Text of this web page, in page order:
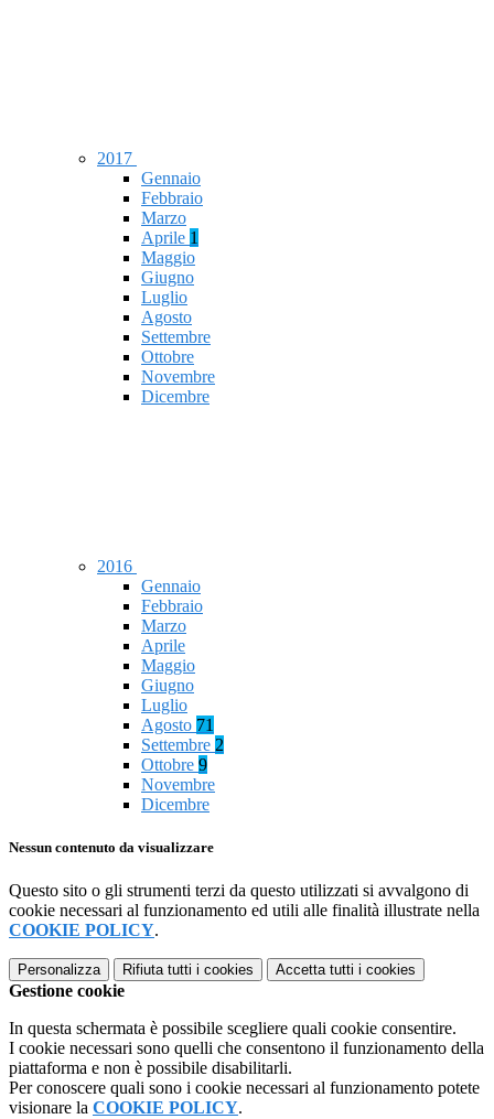
2017
Gennaio
Febbraio
Marzo
Aprile 1
Maggio
Giugno
Luglio
Agosto
Settembre
Ottobre
Novembre
Dicembre
2016
Gennaio
Febbraio
Marzo
Aprile
Maggio
Giugno
Luglio
Agosto 71
Settembre 2
Ottobre 9
Novembre
Dicembre
Nessun contenuto da visualizzare
Questo sito o gli strumenti terzi da questo utilizzati si avvalgono di
cookie necessari al funzionamento ed utili alle finalità illustrate nella
COOKIE POLICY.
Personalizza Rifiuta tutti i cookies Accetta tutti i cookies
Gestione cookie
In questa schermata è possibile scegliere quali cookie consentire.
I cookie necessari sono quelli che consentono il funzionamento della
piattaforma e non è possibile disabilitarli.
Per conoscere quali sono i cookie necessari al funzionamento potete
visionare la COOKIE POLICY.